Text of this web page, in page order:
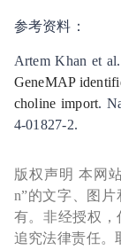
参考资料：
Artem Khan et
GeneMAP
choline import.
4-01827-2.
版权声明 本网
n”的文字、图
有。非经授权
追究法律责任。